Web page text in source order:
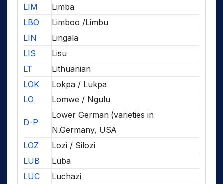
LIM
Limba
LBO
Limboo /Limbu
LIN
Lingala
LIS
Lisu
LT
Lithuanian
LOK
Lokpa / Lukpa
LO
Lomwe / Ngulu
D-P
Lower German (varieties in
N.Germany, USA
LOZ
Lozi / Silozi
LUB
Luba
LUC
Luchazi